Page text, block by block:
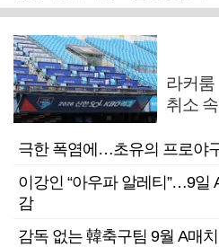
라커
취소
극한 폭염에…초유의 프로야
이강인 “아우파 알레티”…9일
감
감독 없는 韓축구팀 9월 A매